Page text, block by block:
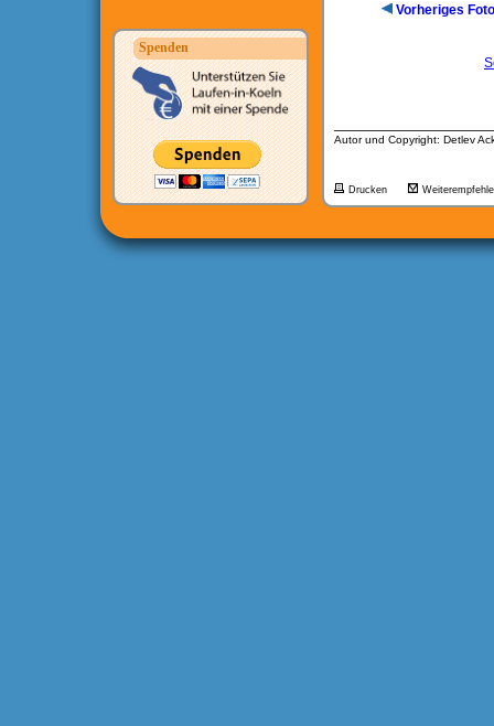
Spenden
Vorheriges Foto
Autor und Copyright: Detlev
Drucken